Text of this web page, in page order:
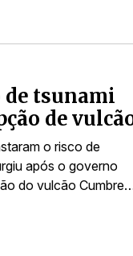
de tsunami
de
o risco de
após o governo
do vulcão